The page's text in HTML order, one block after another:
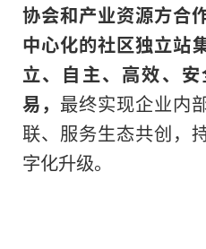
协会和产业资源方合
中心化的社区独立站
立、自主、高效、
易， 最终实现企业内
联、服务生态共创，
字化升级。